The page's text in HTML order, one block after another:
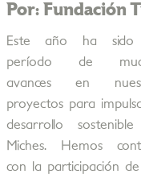
Por: Fundación
Este año ha sido
período de
avances en
proyectos para
desarrollo
Miches. Hemos
con la participación